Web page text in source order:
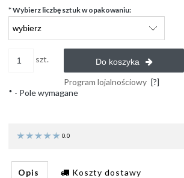
*Wybierz liczbę sztuk w opakowaniu:
szt. Do koszyka
Program lojalnościowy [?]
* - Pole wymagane
0.0
Opis Koszty dostawy